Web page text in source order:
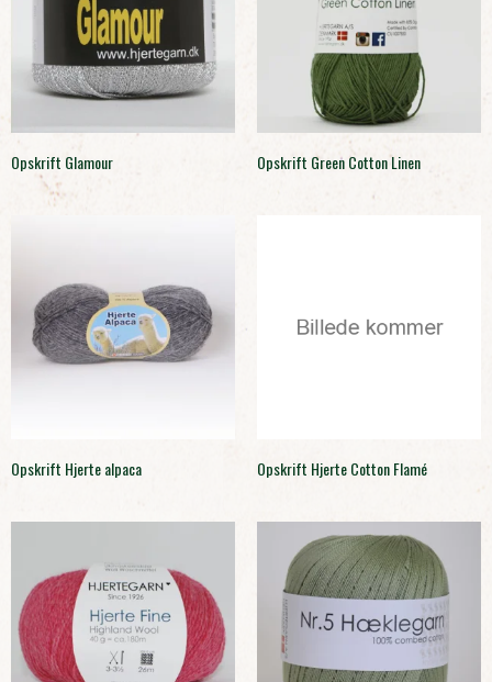
Opskrift Glamour Opskrift Green Cotton Linen
Opskrift Hjerte alpaca Opskrift Hjerte Cotton Flamé